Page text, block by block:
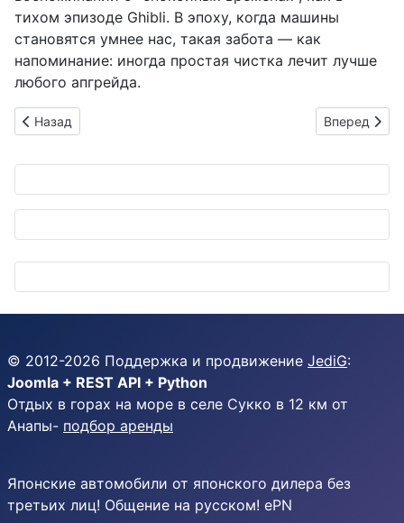
тихом эпизоде Ghibli. В эпоху, когда машины
становятся умнее нас, такая забота — как
напоминание: иногда простая чистка лечит лучше
любого апгрейда.
Предыдущий: Почему ваша машина зимой превращается в
Назад Следующий:
Вперед
© 2012-2026 Поддержка и продвижение JediG:
Joomla + REST API + Python
Отдых в горах на море в селе Сукко в 12 км от
Анапы- подбор аренды
Японские автомобили от японского дилера без
третьих лиц! Общение на русском! ePN